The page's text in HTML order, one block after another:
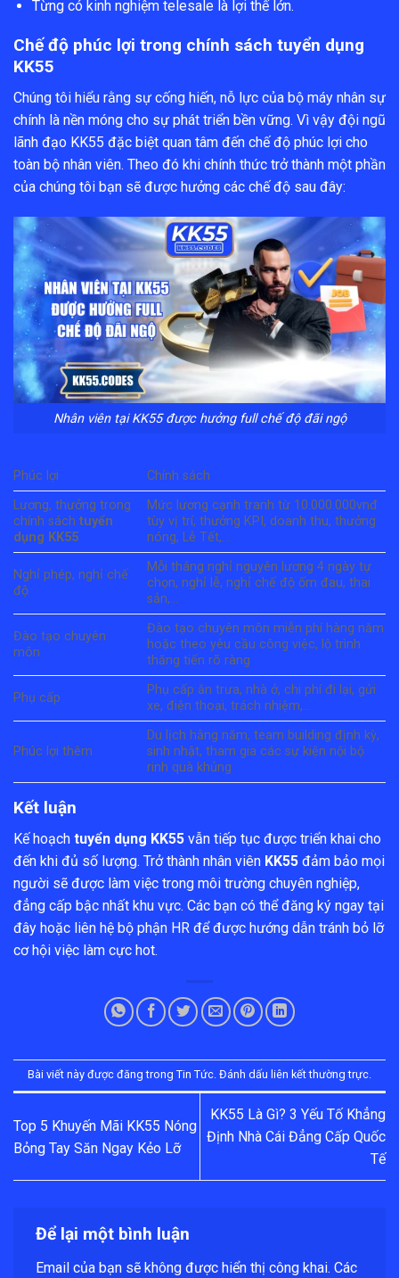
Từng có kinh nghiệm telesale là lợi thế lớn.
Chế độ phúc lợi trong chính sách tuyển dụng
KK55
Chúng tôi hiểu rằng sự cống hiến, nỗ lực của bộ máy nhân sự
chính là nền móng cho sự phát triển bền vững. Vì vậy đội ngũ
lãnh đạo KK55 đặc biệt quan tâm đến chế độ phúc lợi cho
toàn bộ nhân viên. Theo đó khi chính thức trở thành một phần
của chúng tôi bạn sẽ được hưởng các chế độ sau đây:
Nhân viên tại KK55 được hưởng full chế độ đãi ngộ
Phúc lợi
Chính sách
Lương, thưởng trong
chính sách tuyển
dụng KK55
Mức lương cạnh tranh từ 10.000.000vnđ
tùy vị trí, thưởng KPI, doanh thu, thưởng
nóng, Lễ Tết,…
Nghỉ phép, nghỉ chế
độ
Mỗi tháng nghỉ nguyên lương 4 ngày tự
chọn, nghỉ lễ, nghỉ chế độ ốm đau, thai
sản,…
Đào tạo chuyên
môn
Đào tạo chuyên môn miễn phí hàng năm
hoặc theo yêu cầu công việc, lộ trình
thăng tiến rõ ràng
Phụ cấp
Phụ cấp ăn trưa, nhà ở, chi phí đi lại, gửi
xe, điện thoại, trách nhiệm,…
Phúc lợi thêm
Du lịch hằng năm, team building định kỳ,
sinh nhật, tham gia các sự kiện nội bộ
rinh quà khủng
Kết luận
Kế hoạch tuyển dụng KK55 vẫn tiếp tục được triển khai cho
đến khi đủ số lượng. Trở thành nhân viên KK55 đảm bảo mọi
người sẽ được làm việc trong môi trường chuyên nghiệp,
đẳng cấp bậc nhất khu vực. Các bạn có thể đăng ký ngay tại
đây hoặc liên hệ bộ phận HR để được hướng dẫn tránh bỏ lỡ
cơ hội việc làm cực hot.
Bài viết này được đăng trong Tin Tức. Đánh dấu liên kết thường trực.
Top 5 Khuyến Mãi KK55 Nóng
Bỏng Tay Săn Ngay Kẻo Lỡ
KK55 Là Gì? 3 Yếu Tố Khẳng
Định Nhà Cái Đẳng Cấp Quốc
Tế
Để lại một bình luận
Email của bạn sẽ không được hiển thị công khai. Các